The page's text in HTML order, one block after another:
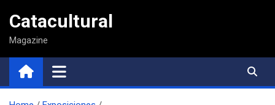
contenido
Catacultural
Magazine